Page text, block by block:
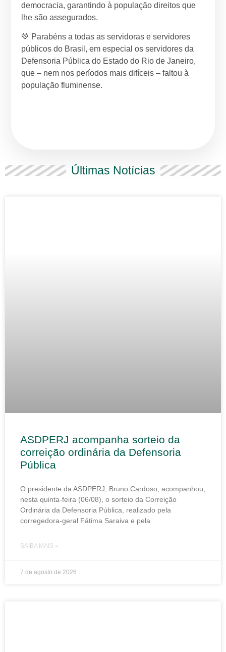
democracia, garantindo à população direitos que
lhe são assegurados.
💚 Parabéns a todas as servidoras e servidores
públicos do Brasil, em especial os servidores da
Defensoria Pública do Estado do Rio de Janeiro,
que – nem nos períodos mais difíceis – faltou à
população fluminense.
Últimas Notícias
ASDPERJ acompanha sorteio da
correição ordinária da Defensoria
Pública
O presidente da ASDPERJ, Bruno Cardoso, acompanhou,
nesta quinta-feira (06/08), o sorteio da Correição
Ordinária da Defensoria Pública, realizado pela
corregedora-geral Fátima Saraiva e pela
SAIBA MAIS »
7 de agosto de 2026